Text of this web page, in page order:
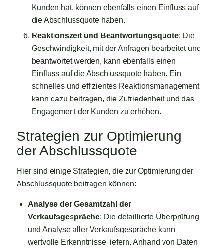
Kunden hat, können ebenfalls einen Einfluss auf
die Abschlussquote haben.
Reaktionszeit und Beantwortungsquote: Die
Geschwindigkeit, mit der Anfragen bearbeitet und
beantwortet werden, kann ebenfalls einen
Einfluss auf die Abschlussquote haben. Ein
schnelles und effizientes Reaktionsmanagement
kann dazu beitragen, die Zufriedenheit und das
Engagement der Kunden zu erhöhen.
Strategien zur Optimierung
der Abschlussquote
Hier sind einige Strategien, die zur Optimierung der
Abschlussquote beitragen können:
Analyse der Gesamtzahl der
Verkaufsgespräche: Die detaillierte Überprüfung
und Analyse aller Verkaufsgespräche kann
wertvolle Erkenntnisse liefern. Anhand von Daten